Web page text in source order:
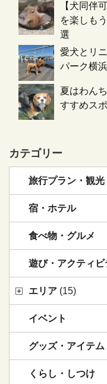
【犬同伴
を楽しも
選
愛犬とリ
パーク横
夏はわん
すすめス
カテゴリー
旅行プラン・観光
宿・ホテル
食べ物・グルメ
遊び・アクティビ
エリア (15)
イベント
グッズ・アイテム
くらし・しつけ